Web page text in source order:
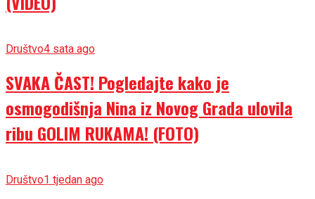
Društvo4 sata ago
SVAKA ČAST! Pogledajte kako je
osmogodišnja Nina iz Novog Grada ulovila
ribu GOLIM RUKAMA! (FOTO)
Društvo1 tjedan ago